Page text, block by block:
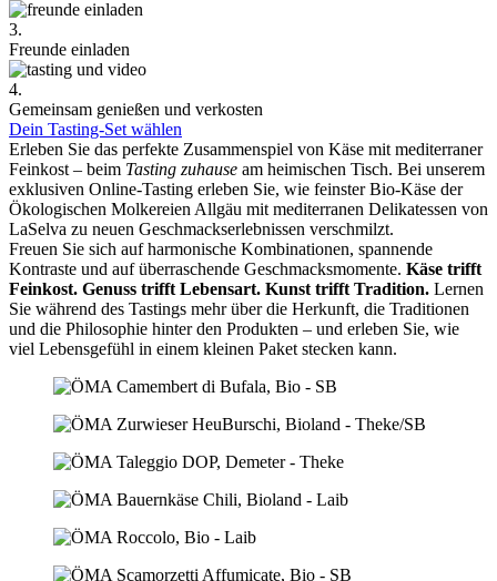
3.
Freunde einladen
4.
Gemeinsam genießen und verkosten
Dein Tasting-Set wählen
Erleben Sie das perfekte Zusammenspiel von Käse mit mediterraner
Feinkost – beim Tasting zuhause am heimischen Tisch. Bei unserem
exklusiven Online-Tasting erleben Sie, wie feinster Bio-Käse der
Ökologischen Molkereien Allgäu mit mediterranen Delikatessen von
LaSelva zu neuen Geschmackserlebnissen verschmilzt.
Freuen Sie sich auf harmonische Kombinationen, spannende
Kontraste und auf überraschende Geschmacksmomente. Käse trifft
Feinkost. Genuss trifft Lebensart. Kunst trifft Tradition. Lernen
Sie während des Tastings mehr über die Herkunft, die Traditionen
und die Philosophie hinter den Produkten – und erleben Sie, wie
viel Lebensgefühl in einem kleinen Paket stecken kann.